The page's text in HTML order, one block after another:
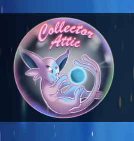
navigation
contenu
Mon compte